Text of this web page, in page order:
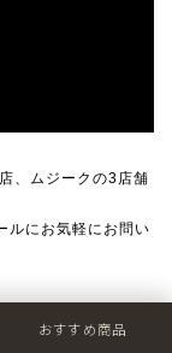
、ムジーク の3店舗
ルにお気軽にお問い
おすすめ商品